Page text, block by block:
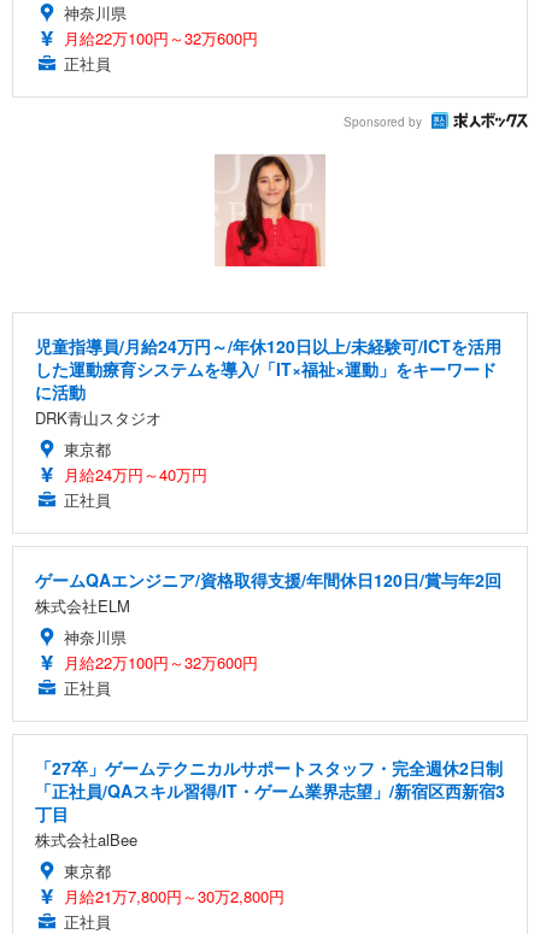
神奈川県
月給22万100円～32万600円
正社員
Sponsored by
児童指導員/月給24万円～/年休120日以上/未経験可/ICTを活用
した運動療育システムを導入/「IT×福祉×運動」をキーワード
に活動
DRK青山スタジオ
東京都
月給24万円～40万円
正社員
ゲームQAエンジニア/資格取得支援/年間休日120日/賞与年2回
株式会社ELM
神奈川県
月給22万100円～32万600円
正社員
「27卒」ゲームテクニカルサポートスタッフ・完全週休2日制
「正社員/QAスキル習得/IT・ゲーム業界志望」/新宿区西新宿3
丁目
株式会社alBee
東京都
月給21万7,800円～30万2,800円
正社員